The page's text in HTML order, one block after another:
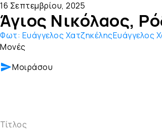
16 Σεπτεμβρίου, 2025
Άγιος Νικόλαος,
Φωτ: Ευάγγελος ΧατζηκέληςΕυάγγελος
Μονές
Μοιράσου
Τίτλος